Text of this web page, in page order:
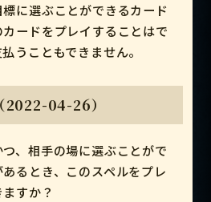
に選ぶことができるカード
ードをプレイすることはで
うこともできません。
2022-04-26）
、相手の場に選ぶことがで
るとき、このスペルをプレ
すか？